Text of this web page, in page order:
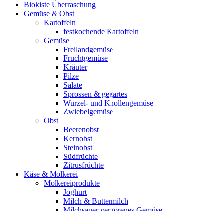
Biokiste Überraschung
Gemüse & Obst
Kartoffeln
festkochende Kartoffeln
Gemüse
Freilandgemüse
Fruchtgemüse
Kräuter
Pilze
Salate
Sprossen & gegartes
Wurzel- und Knollengemüse
Zwiebelgemüse
Obst
Beerenobst
Kernobst
Steinobst
Südfrüchte
Zitrusfrüchte
Käse & Molkerei
Molkereiprodukte
Joghurt
Milch & Buttermilch